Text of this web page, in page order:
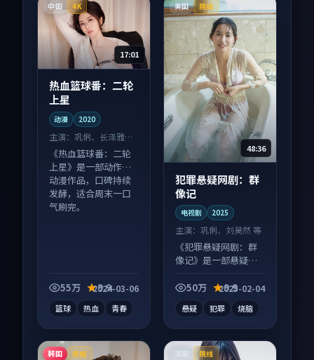
中国 4K
17:01
热血篮球番：二轮
上星
动漫 2020
主演： 巩俐、长泽雅美
等
《热血篮球番：二轮
上星》是一部动作向
动漫作品，口碑持续
发酵，适合周末一口
气刷完。
55万 9.9
2024-03-06
篮球 热血 青春
美国 院线
48:36
犯罪悬疑网剧：群
像记
电视剧 2025
主演：巩俐、刘昊然 等
《犯罪悬疑网剧：群
像记》是一部悬疑向
屏端观看，细节更丰
50万 9.9
2025-02-04
悬疑 犯罪 烧脑
韩国 完结 法国 院线